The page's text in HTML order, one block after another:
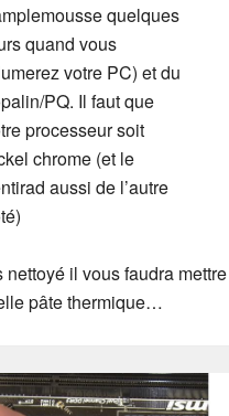
quelques
quand vous
votre PC) et du
PQ. Il faut que
processeur soit
chrome (et le
aussi de l’autre
nettoyé il vous faudra mettre
pâte thermique…